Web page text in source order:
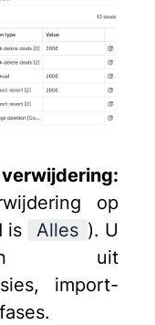
op
is
Alles ). U
uit
import-